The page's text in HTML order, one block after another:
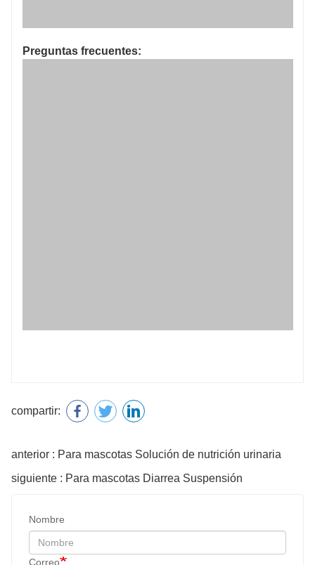
Preguntas frecuentes:
compartir:
anterior : Para mascotas Solución de nutrición urinaria
siguiente : Para mascotas Diarrea Suspensión
Nombre
Correo